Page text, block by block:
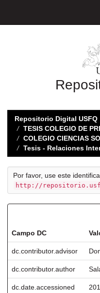
Repositorio Digital USFQ
TESIS COLEGIO DE
COLEGIO CIENCIAS
Tesis - Relaciones
Por favor, use este
http://
Campo DC
dc.contributor.advisor
dc.contributor.author
dc.date.accessioned